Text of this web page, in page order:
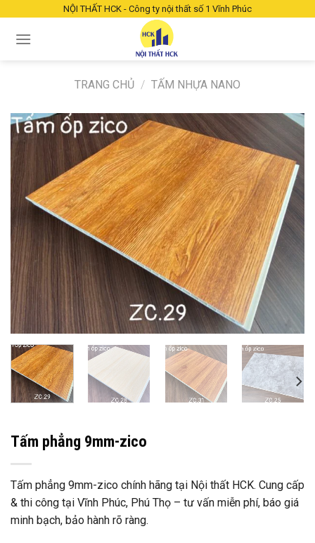
NỘI THẤT HCK - Công ty nội thất số 1 Vĩnh Phúc
TRANG CHỦ / TẤM NHỰA NANO
Tấm phẳng 9mm-zico
Tấm phẳng 9mm-zico chính hãng tại Nội thất HCK. Cung cấp
& thi công tại Vĩnh Phúc, Phú Thọ – tư vấn miễn phí, báo giá
minh bạch, bảo hành rõ ràng.